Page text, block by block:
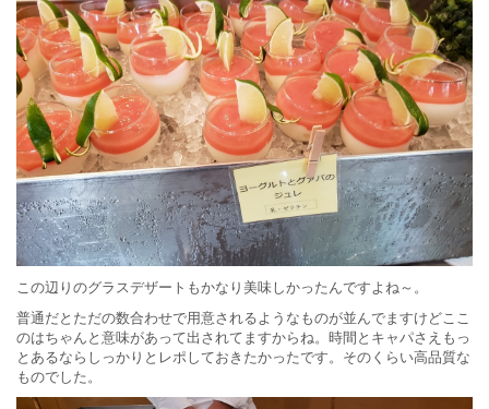
この辺りのグラスデザートもかなり美味しかったんですよね～。
普通だとただの数合わせで用意されるようなものが並んでますけどここ
のはちゃんと意味があって出されてますからね。時間とキャパさえもっ
とあるならしっかりとレポしておきたかったです。そのくらい高品質な
ものでした。